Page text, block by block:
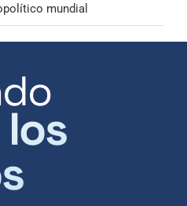
mundial